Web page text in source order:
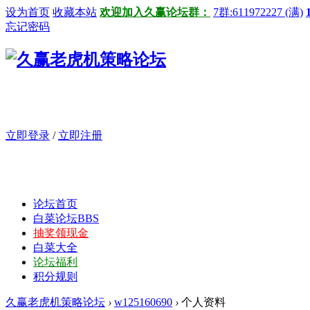
设为首页 收藏本站 欢迎加入久赢论坛群： 7群:611972227 (满)
忘记密码
立即登录 / 立即注册
论坛首页
白菜论坛BBS
抽奖领现金
白菜大全
论坛福利
积分规则
久赢老虎机策略论坛 › w125160690 › 个人资料